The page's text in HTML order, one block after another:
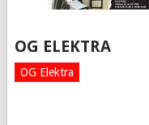
OG ELEKTRA
OG Elektra